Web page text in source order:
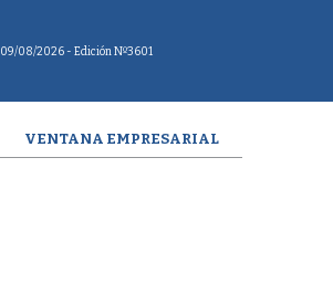
09/08/2026 - Edición Nº3601
VENTANA EMPRESARIAL